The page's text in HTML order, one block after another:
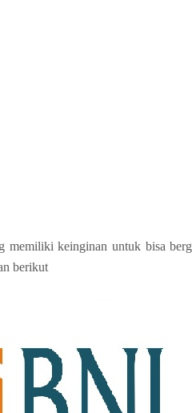
memiliki keinginan untuk bisa
berikut